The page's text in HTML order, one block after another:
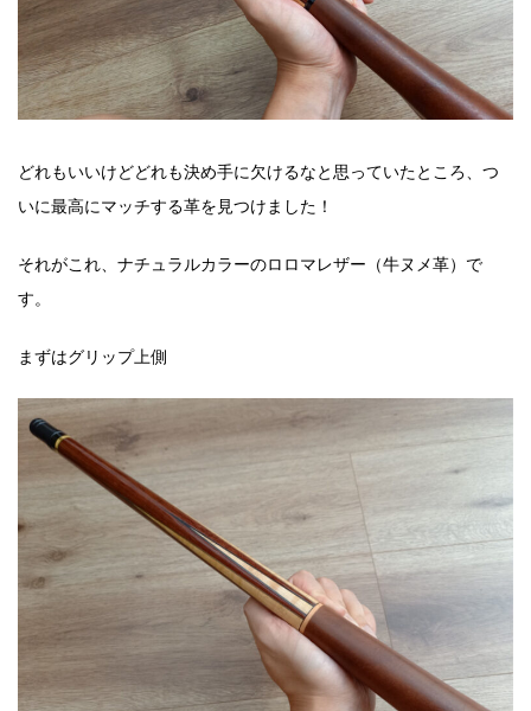
どれもいいけどどれも決め手に欠けるなと思っていたところ、つ
いに最高にマッチする革を見つけました！
それがこれ、ナチュラルカラーのロロマレザー（牛ヌメ革）で
す。
まずはグリップ上側